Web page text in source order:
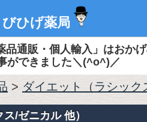
ひげ薬局
品通販・個人輸入」はおか
ができました＼(^o^)／
> ダイエット（ラシッ
/ゼニカル 他）